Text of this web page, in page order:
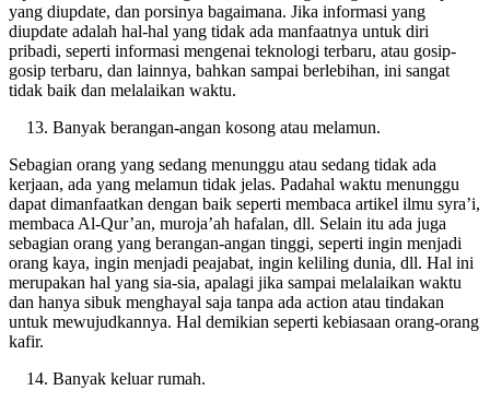
Update informasi memang baik, namun tergantung informasi apa
yang diupdate, dan porsinya bagaimana. Jika informasi yang
diupdate adalah hal-hal yang tidak ada manfaatnya untuk diri
pribadi, seperti informasi mengenai teknologi terbaru, atau gosip-
gosip terbaru, dan lainnya, bahkan sampai berlebihan, ini sangat
Sebagian orang yang sedang menunggu atau sedang tidak ada
kerjaan, ada yang melamun tidak jelas. Padahal waktu menunggu
dapat dimanfaatkan dengan baik seperti membaca artikel ilmu syra’i,
membaca Al-Qur’an, muroja’ah hafalan, dll. Selain itu ada juga
sebagian orang yang berangan-angan tinggi, seperti ingin menjadi
orang kaya, ingin menjadi peajabat, ingin keliling dunia, dll. Hal ini
merupakan hal yang sia-sia, apalagi jika sampai melalaikan waktu
dan hanya sibuk menghayal saja tanpa ada action atau tindakan
untuk mewujudkannya. Hal demikian seperti kebiasaan orang-orang